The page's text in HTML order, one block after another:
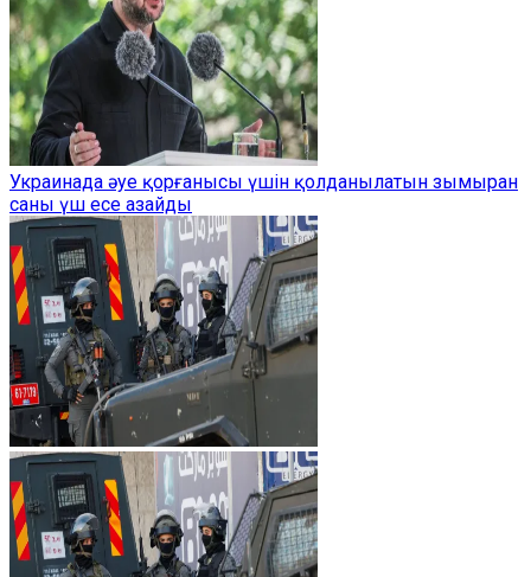
Украинада әуе қорғанысы үшін қолданылатын зымыран
саны үш есе азайды